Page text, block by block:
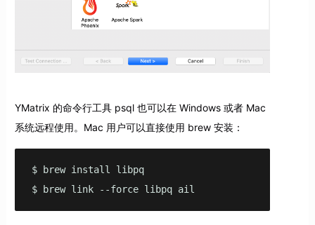
YMatrix 的命令行工具 psql 也可以在 Windows 或者 Mac
系统远程使用。Mac 用户可以直接使用 brew 安装：
$ brew install libpq
$ brew link --force libpq ail